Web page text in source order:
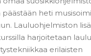
päästään heti
Lauluohjelmiston
harjoitetaan
erilaisten